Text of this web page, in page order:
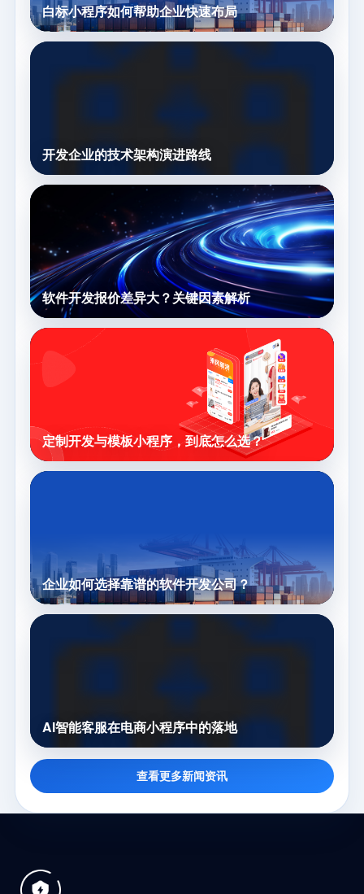
白标小程序如何帮助企业快速布局
开发企业的技术架构演进路线
软件开发报价差异大？关键因素解析
定制开发与模板小程序，到底怎么选？
企业如何选择靠谱的软件开发公司？
AI智能客服在电商小程序中的落地
查看更多新闻资讯